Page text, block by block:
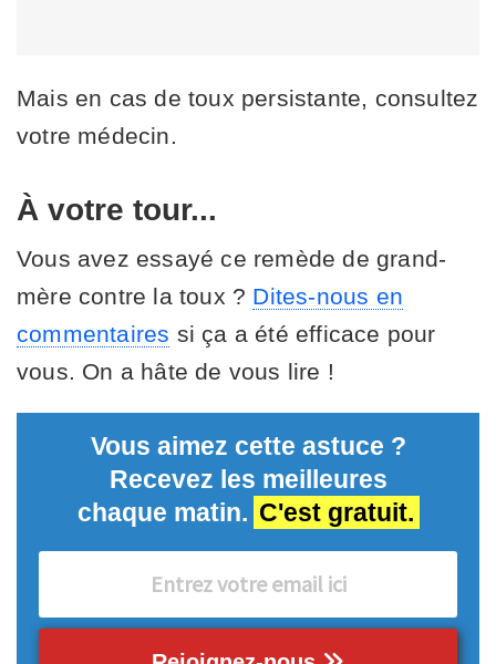
Mais en cas de toux persistante, consultez
votre médecin.
À votre tour...
Vous avez essayé ce remède de grand-
mère contre la toux ? Dites-nous en
commentaires si ça a été efficace pour
vous. On a hâte de vous lire !
Vous aimez cette astuce ?
Recevez les meilleures
chaque matin. C'est gratuit.